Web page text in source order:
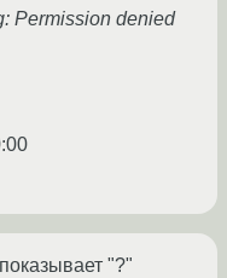
Permission denied
"?"